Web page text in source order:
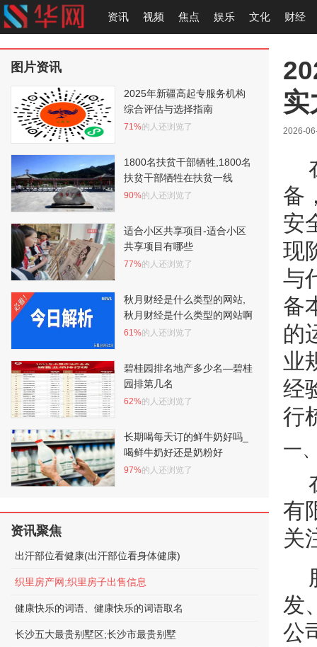
资讯 视频 焦点 娱乐 文化 财经
实
2026-
备
安
现
与
备
的
业
经
行
一
有
关
发
公
图片资讯
2025年新疆高起专服务机构
综合评估与选择指南
71%的人还浏览了
1800名扶贫干部牺牲,1800名
扶贫干部牺牲在扶贫一线
90%的人还浏览了
适合小区共享项目-适合小区
共享项目有哪些
77%的人还浏览了
秋月财经是什么类型的网站,
秋月财经是什么类型的网站啊
61%的人还浏览了
碧桂园排名地产多少名—碧桂
园排第几名
62%的人还浏览了
长期喝每天订的鲜牛奶好吗_
喝鲜牛奶好还是奶粉好
97%的人还浏览了
资讯聚焦
出汗部位看健康(出汗部位看身体健康)
织里房产网;织里房子出售信息
健康快乐的词语、健康快乐的词语取名
长沙五大最贵别墅区;长沙市最贵别墅